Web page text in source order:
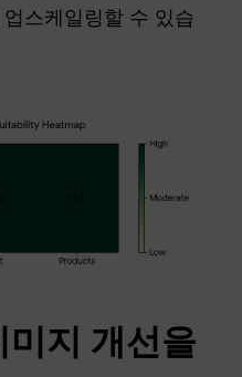
스케일링할 수 있습
지 개선을